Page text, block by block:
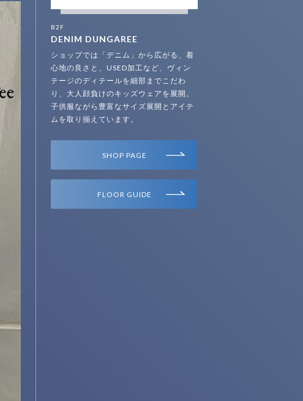
B2F
DENIM DUNGAREE
ショップでは「デニム」から広がる、着
心地の良さと、USED加工など、ヴィン
テージのディテールを細部までこだわ
り、大人顔負けのキッズウェアを展開。
子供服ながら豊富なサイズ展開とアイテ
ムを取り揃えています。
SHOP PAGE
FLOOR GUIDE